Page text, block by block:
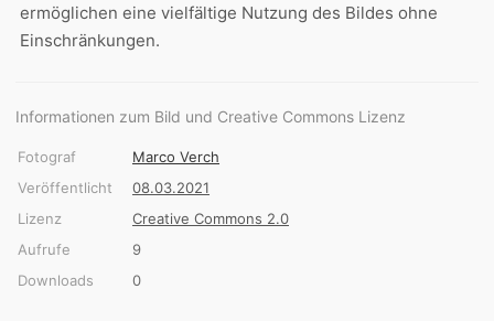
ermöglichen eine vielfältige Nutzung des Bildes ohne
Einschränkungen.
Informationen zum Bild und Creative Commons Lizenz
Fotograf
Marco Verch
Veröffentlicht
08.03.2021
Lizenz
Creative Commons 2.0
Aufrufe
9
Downloads
0